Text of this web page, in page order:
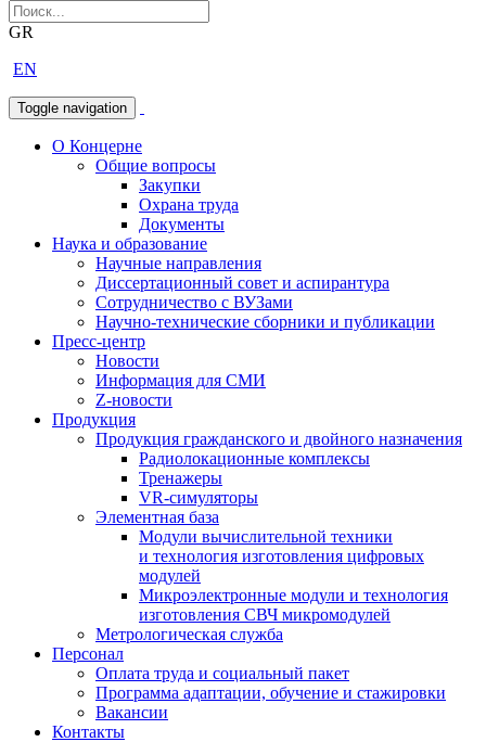
GR
EN
Toggle navigation
О Концерне
Общие вопросы
Закупки
Охрана труда
Документы
Наука и образование
Научные направления
Диссертационный совет и аспирантура
Сотрудничество с ВУЗами
Научно-технические сборники и публикации
Пресс-центр
Новости
Информация для СМИ
Z-новости
Продукция
Продукция гражданского и двойного назначения
Радиолокационные комплексы
Тренажеры
VR-симуляторы
Элементная база
Модули вычислительной техники
и технология изготовления цифровых
модулей
Микроэлектронные модули и технология
изготовления СВЧ микромодулей
Метрологическая служба
Персонал
Оплата труда и социальный пакет
Программа адаптации, обучение и стажировки
Вакансии
Контакты